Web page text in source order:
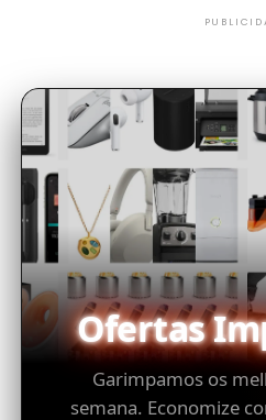
Ofertas
Garimpamos os
semana. Economize